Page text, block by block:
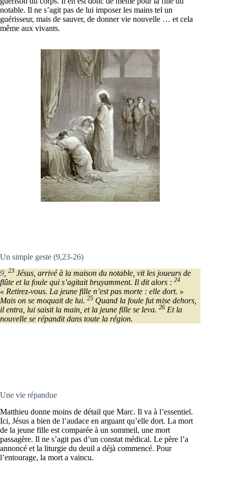
notable. Il ne s’agit pas de lui imposer les mains tel un
guérisseur, mais de sauver, de donner vie nouvelle … et cela
même aux vivants.
Un simple geste (9,23-26)
9 23 Jésus, arrivé à la maison du notable, vit les joueurs de
flûte et la foule qui s’agitait bruyamment. Il dit alors : 24
« Retirez-vous. La jeune fille n’est pas morte : elle dort. »
Mais on se moquait de lui. 25 Quand la foule fut mise dehors,
il entra, lui saisit la main, et la jeune fille se leva. 26 Et la
nouvelle se répandit dans toute la région.
Une vie répandue
Matthieu donne moins de détail que Marc. Il va à l’essentiel.
Ici, Jésus a bien de l’audace en arguant qu’elle dort. La mort
de la jeune fille est comparée à un sommeil, une mort
passagère. Il ne s’agit pas d’un constat médical. Le père l’a
annoncé et la liturgie du deuil a déjà commencé. Pour
l’entourage, la mort a vaincu.